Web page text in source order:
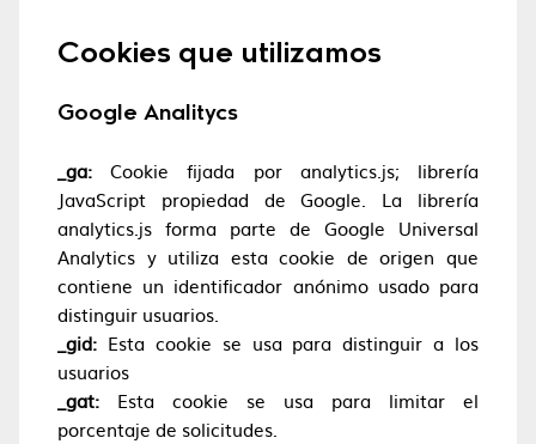
Cookies que utilizamos
Google Analitycs
_ga: Cookie fijada por analytics.js; librería
JavaScript propiedad de Google. La librería
analytics.js forma parte de Google Universal
Analytics y utiliza esta cookie de origen que
contiene un identificador anónimo usado para
distinguir usuarios.
_gid: Esta cookie se usa para distinguir a los
usuarios
_gat: Esta cookie se usa para limitar el
porcentaje de solicitudes.